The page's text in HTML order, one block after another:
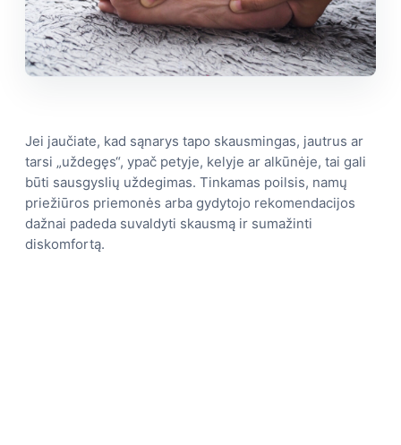
Jei jaučiate, kad sąnarys tapo skausmingas, jautrus ar
tarsi „uždegęs“, ypač petyje, kelyje ar alkūnėje, tai gali
būti sausgyslių uždegimas. Tinkamas poilsis, namų
priežiūros priemonės arba gydytojo rekomendacijos
dažnai padeda suvaldyti skausmą ir sumažinti
diskomfortą.